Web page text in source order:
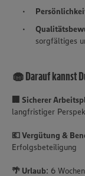
sorgfältiges
🧁 Darauf kannst
🏢 Sicherer
langfristiger
💶 Vergütung &
Erfolgsbeteiligung
🌴 Urlaub: 6